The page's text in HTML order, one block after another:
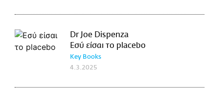
Dr Joe Dispenza
Εσύ είσαι το placebo
Key Books
4.3.2025